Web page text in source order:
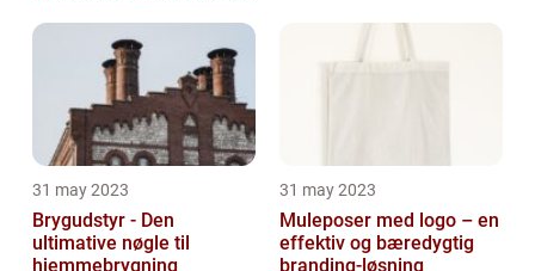
31 may 2023
Brygudstyr - Den
ultimative nøgle til
hjemmebrygning
31 may 2023
Muleposer med logo – en
effektiv og bæredygtig
branding-løsning